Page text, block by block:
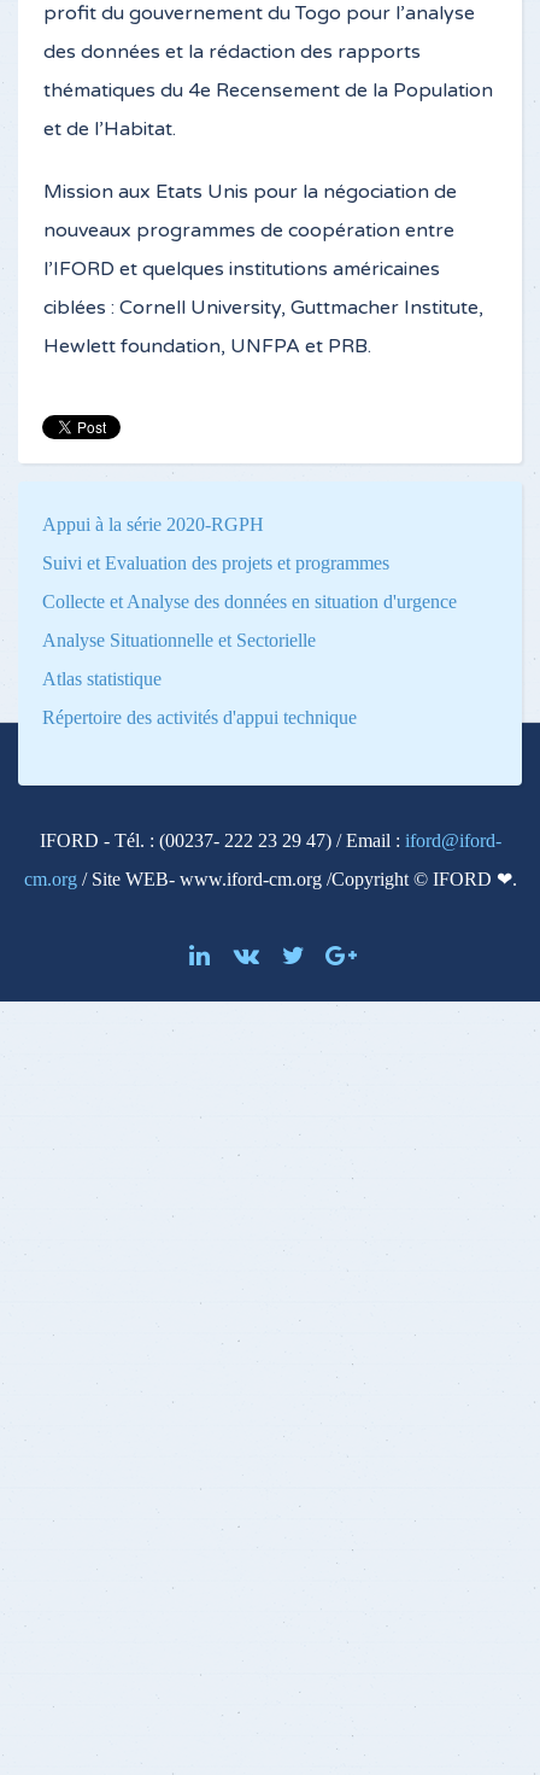
profit du gouvernement du Togo pour l’analyse
des données et la rédaction des rapports
thématiques du 4e Recensement de la Population
et de l’Habitat.
Mission aux Etats Unis pour la négociation de
nouveaux programmes de coopération entre
l’IFORD et quelques institutions américaines
ciblées : Cornell University, Guttmacher Institute,
Hewlett foundation, UNFPA et PRB.
Appui à la série 2020-RGPH
Suivi et Evaluation des projets et programmes
Collecte et Analyse des données en situation d'urgence
Analyse Situationnelle et Sectorielle
Atlas statistique
Répertoire des activités d'appui technique
IFORD - Tél. : (00237- 222 23 29 47) / Email : iford@iford-
cm.org / Site WEB- www.iford-cm.org /Copyright © IFORD ❤.